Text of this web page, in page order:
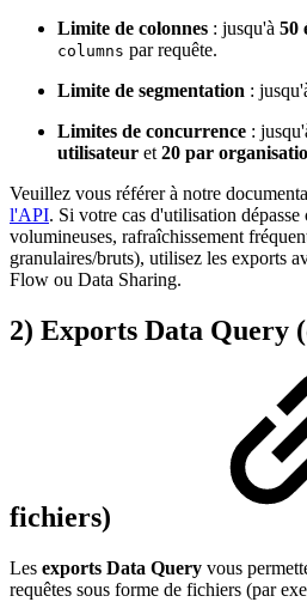
Limite de colonnes : jusqu'à 50
columns par requête.
Limite de segmentation :
Limites de concurrence :
utilisateur et 20 par
Veuillez vous référer à notre
l'API. Si votre cas d'utilisation
volumineuses, rafraîchissement
granulaires/bruts), utilisez les exports
Flow ou Data Sharing.
2) Exports Data Query
fichiers)
Les exports Data Query vous
requêtes sous forme de fichiers (par